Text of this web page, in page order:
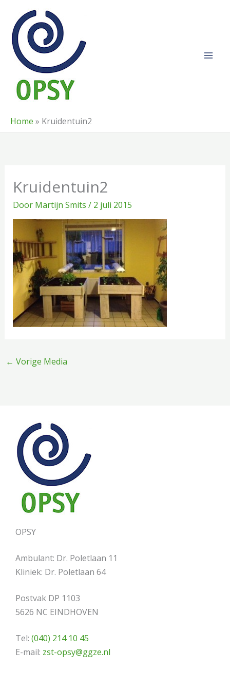
naar
inhoud
Home » Kruidentuin2
Kruidentuin2
Door Martijn Smits / 2 juli 2015
← Vorige Media
OPSY
Ambulant: Dr. Poletlaan 11
Kliniek: Dr. Poletlaan 64
Postvak DP 1103
5626 NC EINDHOVEN
Tel: (040) 214 10 45
E-mail: zst-opsy@ggze.nl